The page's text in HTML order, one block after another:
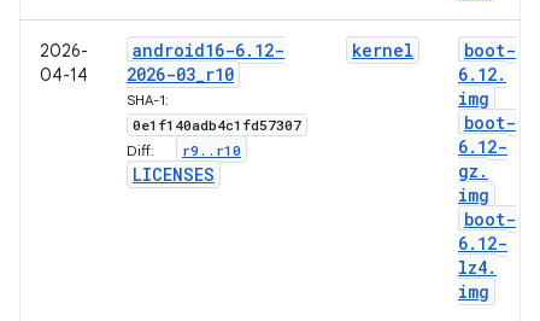
2026-
04-14
android16-6. 12-
2026-03_r10
SHA-1:
0e1f140adb4c1fd57307
Diff: r9 . . r10
LICENSES
kernel
boot-
6. 12.
img
boot-
6. 12-
gz .
img
boot-
6. 12-
lz4.
img